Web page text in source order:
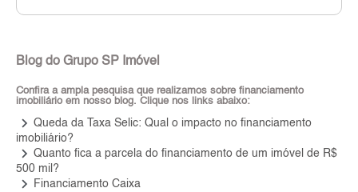
Blog do Grupo SP Imóvel
Confira a ampla pesquisa que realizamos sobre financiamento
imobiliário em nosso blog. Clique nos links abaixo:
keyboard_arrow_right Queda da Taxa Selic: Qual o impacto no financiamento
imobiliário?
keyboard_arrow_right Quanto fica a parcela do financiamento de um imóvel de R$
500 mil?
keyboard_arrow_right Financiamento Caixa